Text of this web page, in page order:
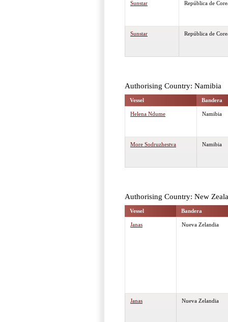
Sunstar República de
Sunstar República de
Authorising Country: Namibia
Vessel Bandera
Helena Ndume Namibia
More Sodruzhestva Namibia
Authorising Country: New
Vessel Bandera
Janas Nueva Zelandia
Janas Nueva Zelandia